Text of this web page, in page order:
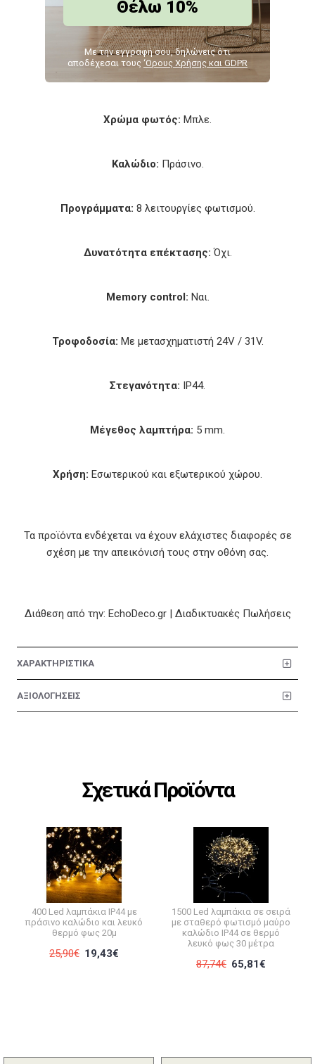
Αριθμός LED:100.
Χρώμα φωτός: Μπλε.
Καλώδιο: Πράσινο.
Προγράμματα: 8 λειτουργίες φωτισμού.
Δυνατότητα επέκτασης: Όχι.
Memory control: Ναι.
Τροφοδοσία: Με μετασχηματιστή 24V / 31V.
Στεγανότητα: IP44.
Μέγεθος λαμπτήρα: 5 mm.
Χρήση: Εσωτερικού και εξωτερικού χώρου.
Τα προϊόντα ενδέχεται να έχουν ελάχιστες διαφορές σε
σχέση με την απεικόνισή τους στην οθόνη σας.
Διάθεση από την: EchoDeco.gr | Διαδικτυακές Πωλήσεις
ΧΑΡΑΚΤΗΡΙΣΤΙΚΑ
ΑΞΙΟΛΟΓΗΣΕΙΣ
Σχετικά Προϊόντα
400 Led λαμπάκια IP44 με
πράσινο καλώδιο και λευκό
θερμό φως 20μ
25,90€ 19,43€
1500 Led λαμπάκια σε σειρά
με σταθερό φωτισμό μαύρο
καλώδιο IP44 σε θερμό
λευκό φως 30 μέτρα
87,74€ 65,81€
Θέλω 10%
Με την εγγραφή σου, δηλώνεις ότι
αποδέχεσαι τους ‘Ορους Χρήσης και GDPR